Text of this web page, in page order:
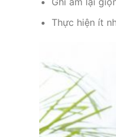
Thực hiện ít